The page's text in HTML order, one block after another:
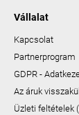
Vállalat
Kapcsolat
Partnerprogram
GDPR -
Az áruk
Üzleti feltételek